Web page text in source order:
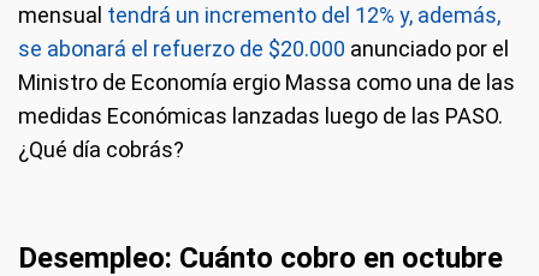
mensual tendrá un incremento del 12% y, además,
se abonará el refuerzo de $20.000 anunciado por el
Ministro de Economía ergio Massa como una de las
medidas Económicas lanzadas luego de las PASO.
¿Qué día cobrás?
Desempleo: Cuánto cobro en octubre